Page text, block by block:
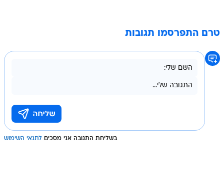
טרם התפרסמו תגובות
בשליחת התגובה אני מסכים לתנאי השימוש